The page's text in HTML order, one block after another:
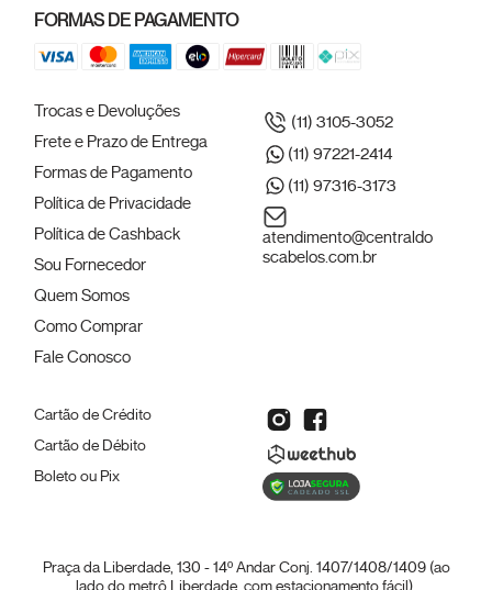
FORMAS DE PAGAMENTO
Trocas e Devoluções
Frete e Prazo de Entrega
Formas de Pagamento
Política de Privacidade
Política de Cashback
Sou Fornecedor
Quem Somos
Como Comprar
Fale Conosco
(11) 3105-3052
(11) 97221-2414
(11) 97316-3173
atendimento@centraldo
scabelos.com.br
Cartão de Crédito
Cartão de Débito
Boleto ou Pix
Praça da Liberdade, 130 - 14º Andar Conj. 1407/1408/1409 (ao